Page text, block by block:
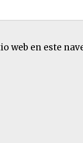
web en este